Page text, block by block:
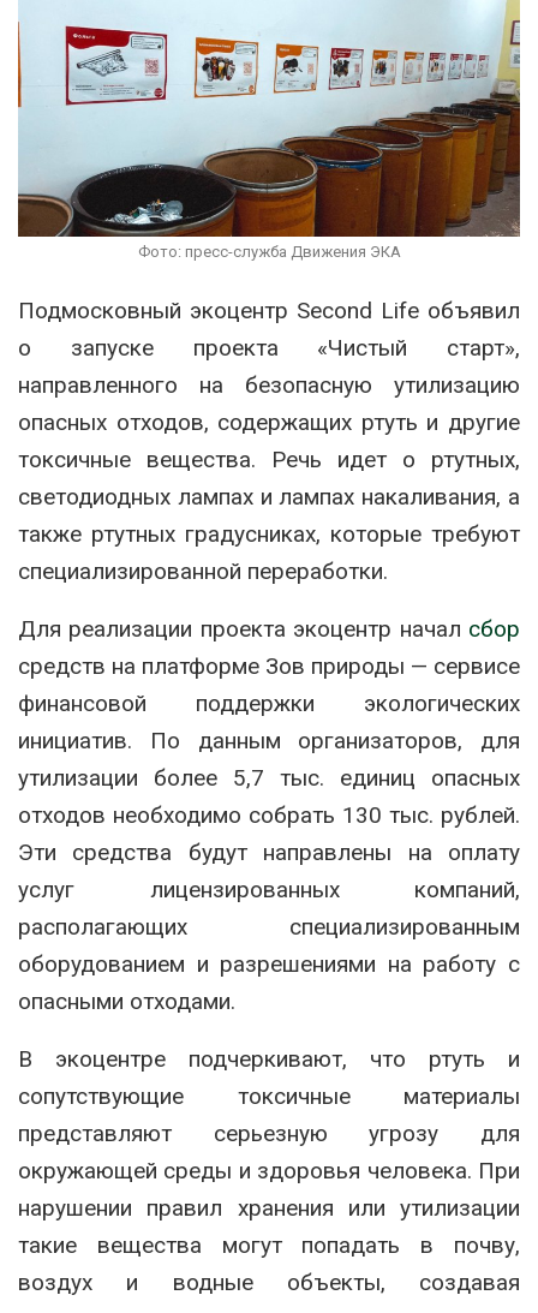
Фото: пресс-служба Движения ЭКА
Подмосковный экоцентр Second Life объявил
о запуске проекта «Чистый старт»,
направленного на безопасную утилизацию
опасных отходов, содержащих ртуть и другие
токсичные вещества. Речь идет о ртутных,
светодиодных лампах и лампах накаливания, а
также ртутных градусниках, которые требуют
специализированной переработки.
Для реализации проекта экоцентр начал сбор
средств на платформе Зов природы — сервисе
финансовой поддержки экологических
инициатив. По данным организаторов, для
утилизации более 5,7 тыс. единиц опасных
отходов необходимо собрать 130 тыс. рублей.
Эти средства будут направлены на оплату
услуг лицензированных компаний,
располагающих специализированным
оборудованием и разрешениями на работу с
опасными отходами.
В экоцентре подчеркивают, что ртуть и
сопутствующие токсичные материалы
представляют серьезную угрозу для
окружающей среды и здоровья человека. При
нарушении правил хранения или утилизации
такие вещества могут попадать в почву,
воздух и водные объекты, создавая